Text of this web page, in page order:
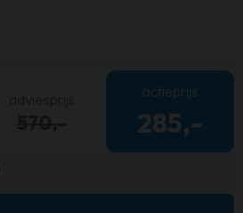
actieprijs
285,-